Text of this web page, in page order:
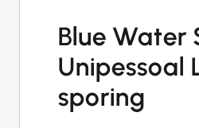
Blue Water
Unipessoal
sporing